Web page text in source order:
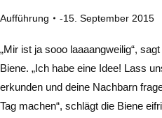
Aufführung 15. September 2015
„Mir ist ja sooo laaaangweilig“,
Biene. „Ich habe eine Idee! Lass
erkunden und deine Nachbarn
Tag machen“, schlägt die Biene